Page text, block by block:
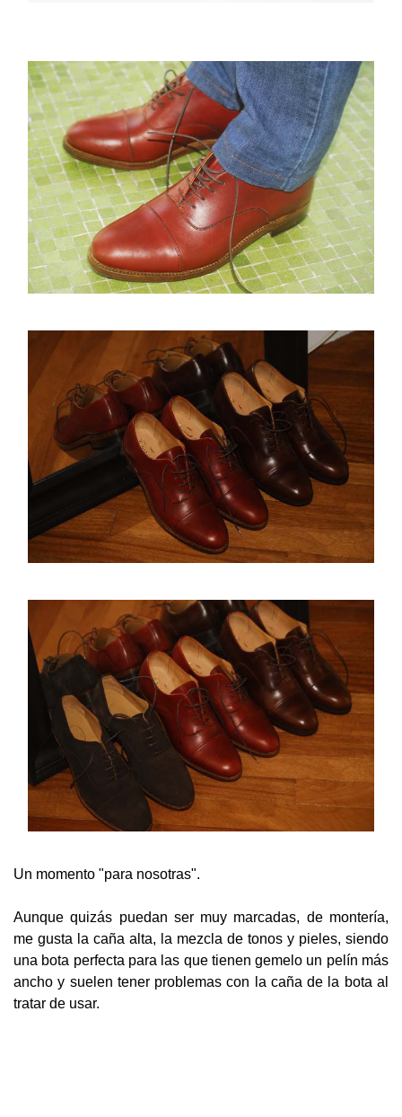
Un momento "para nosotras".
Aunque quizás puedan ser muy marcadas, de montería,
me gusta la caña alta, la mezcla de tonos y pieles, siendo
una bota perfecta para las que tienen gemelo un pelín más
ancho y suelen tener problemas con la caña de la bota al
tratar de usar.